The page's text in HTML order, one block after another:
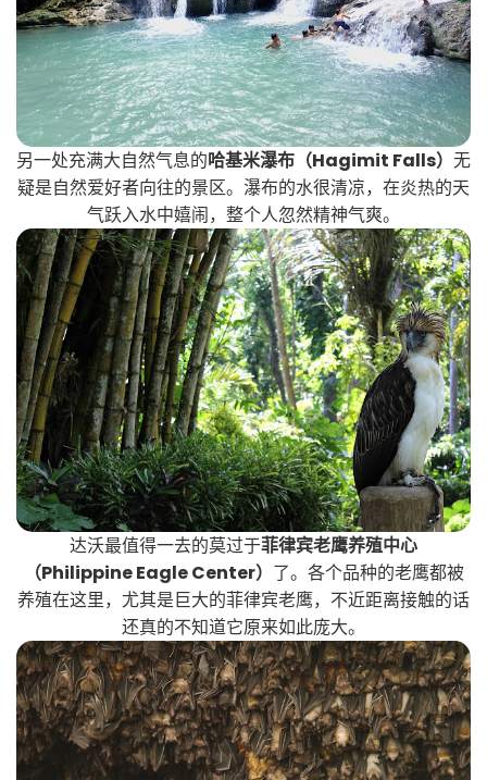
另一处充满大自然气息的哈基米瀑布（Hagimit Falls） 无
疑是自然爱好者向往的景区。瀑布的水很清凉，在炎热的天
气跃入水中嬉闹，整个人忽然精神气爽。
达沃最值得一去的莫过于菲律宾老鹰养殖中心
（Philippine Eagle Center） 了。各个品种的老鹰都被
养殖在这里，尤其是巨大的菲律宾老鹰，不近距离接触的话
还真的不知道它原来如此庞大。